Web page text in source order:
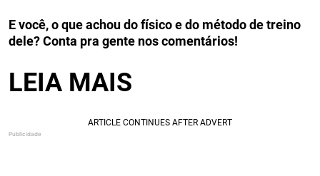
E você, o que achou do físico e do método de treino
dele? Conta pra gente nos comentários!
LEIA MAIS